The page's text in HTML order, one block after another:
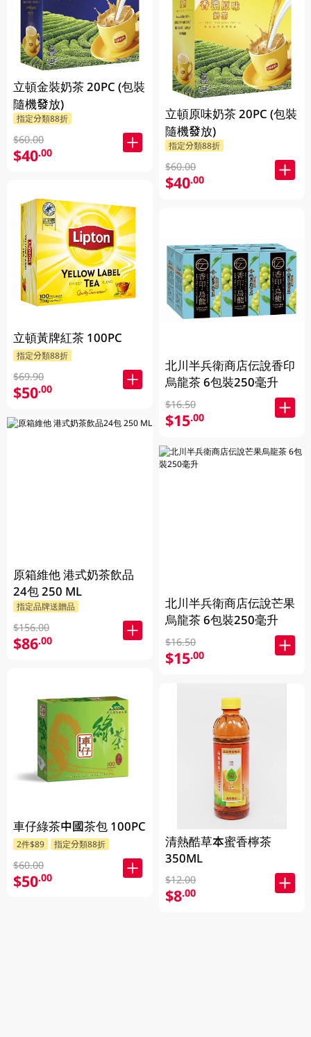
立頓金裝奶茶 20PC (包裝
隨機發放)
指定分類88折
$60.00
$40.00
立頓黃牌紅茶 100PC
指定分類88折
$69.90
$50.00
原箱維他 港式奶茶飲品
24包 250 ML
指定品牌送贈品
$156.00
$86.00
車仔綠茶中國茶包 100PC
2件$89 指定分類88折
$60.00
$50.00
立頓原味奶茶 20PC (包裝
隨機發放)
指定分類88折
$60.00
$40.00
北川半兵衛商店伝說香印
烏龍茶 6包裝250毫升
$16.50
$15.00
北川半兵衛商店伝說芒果
烏龍茶 6包裝250毫升
$16.50
$15.00
清熱酷草本蜜香檸茶
350ML
$12.00
$8.00